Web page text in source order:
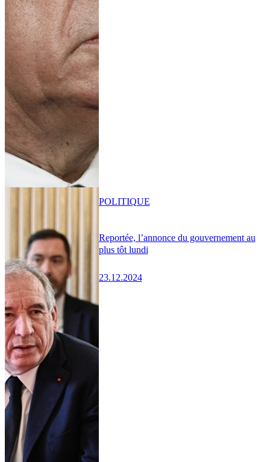
Reportée, l’annonce du gouvernement au
plus tôt lundi
23.12.2024
POLITIQUE